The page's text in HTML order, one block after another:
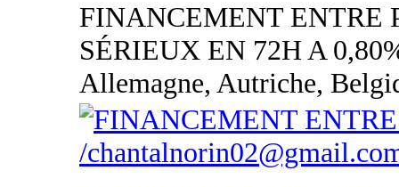
FINANCEMENT ENTRE
SÉRIEUX EN 72H A
Allemagne, Autriche,